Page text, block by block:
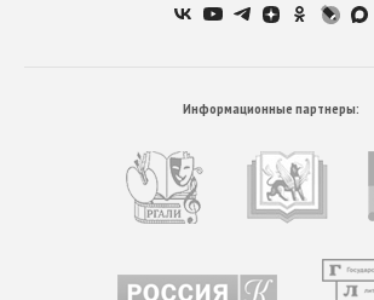
Информационные партнеры: